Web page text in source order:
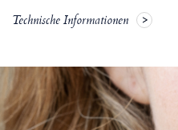
Technische Informationen